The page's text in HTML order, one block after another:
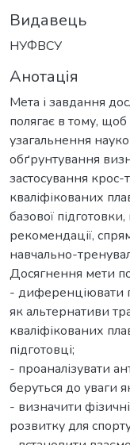
Видавець
НУФВСУ
Анотація
Мета і завдання
полягає в тому, щоб
узагальнення
обґрунтування
застосування крос-
кваліфікованих
базової
рекомендації,
навчально-
Досягнення мети
- диференціювати
як альтернативи
кваліфікованих
підготовці;
- проаналізувати
беруться до уваги
- визначити
розвитку для